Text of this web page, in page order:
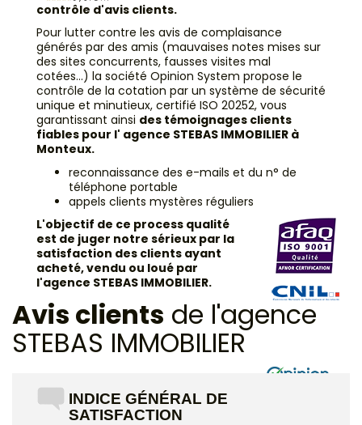
contrôle d'avis clients.
Pour lutter contre les avis de complaisance
générés par des amis (mauvaises notes mises sur
des sites concurrents, fausses visites mal
cotées...) la société Opinion System propose le
contrôle de la cotation par un système de sécurité
unique et minutieux, certifié ISO 20252, vous
garantissant ainsi des témoignages clients
fiables pour l' agence STEBAS IMMOBILIER à
Monteux.
reconnaissance des e-mails et du n° de
téléphone portable
appels clients mystères réguliers
L'objectif de ce process qualité
est de juger notre sérieux par la
satisfaction des clients ayant
acheté, vendu ou loué par
l'agence STEBAS IMMOBILIER.
Avis clients de l'agence
STEBAS IMMOBILIER
INDICE GÉNÉRAL DE
SATISFACTION